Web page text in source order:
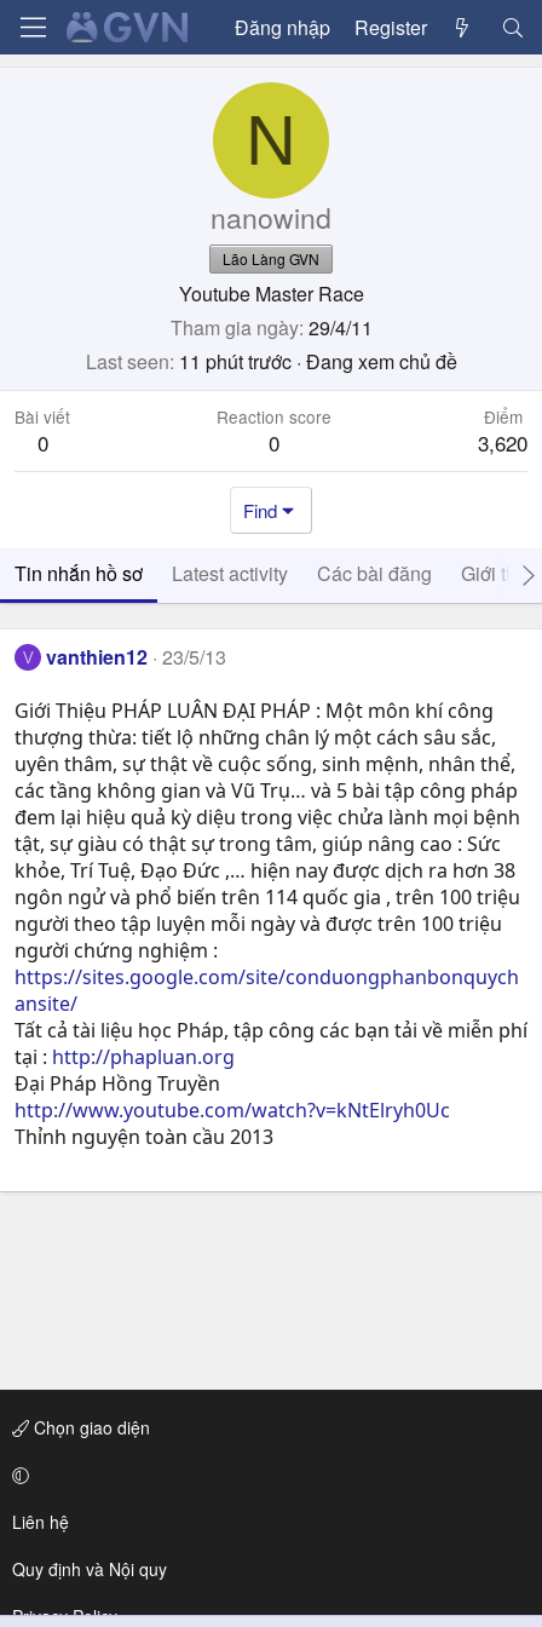
Đăng nhập Register
N
nanowind
Lão Làng GVN
Youtube Master Race
Tham gia ngày 29/4/11
Last seen 11 phút trước · Đang xem chủ đề
Bài viết
0
Reaction score
0
Điểm
3,620
Find
Tin nhắn hồ sơ Latest activity Các bài đăng Giới thiệu
V vanthien12 23/5/13
Giới Thiệu PHÁP LUÂN ĐẠI PHÁP : Một môn khí công
thượng thừa: tiết lộ những chân lý một cách sâu sắc,
uyên thâm, sự thật về cuộc sống, sinh mệnh, nhân thể,
các tầng không gian và Vũ Trụ… và 5 bài tập công pháp
đem lại hiệu quả kỳ diệu trong việc chửa lành mọi bệnh
tật, sự giàu có thật sự trong tâm, giúp nâng cao : Sức
khỏe, Trí Tuệ, Ðạo Ðức ,… hiện nay được dịch ra hơn 38
ngôn ngử và phổ biến trên 114 quốc gia , trên 100 triệu
người theo tập luyện mỗi ngày và được trên 100 triệu
người chứng nghiệm :
https://sites.google.com/site/conduongphanbonquych
ansite/
Tất cả tài liệu học Pháp, tập công các bạn tải về miễn phí
tại : http://phapluan.org
Đại Pháp Hồng Truyền
http://www.youtube.com/watch?v=kNtElryh0Uc
Thỉnh nguyện toàn cầu 2013
Chọn giao diện
Liên hệ
Quy định và Nội quy
Privacy Policy